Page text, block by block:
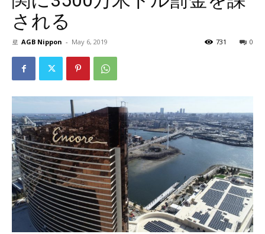
される
로 AGB Nippon - May 6, 2019 0
731